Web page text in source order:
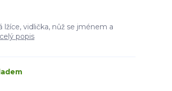
vidlička, nůž se jménem a
celý popis